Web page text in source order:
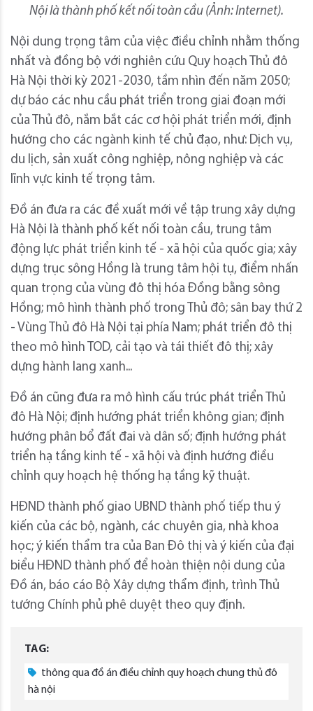
Nội là thành phố kết nối toàn cầu (Ảnh: Internet).
Nội dung trọng tâm của việc điều chỉnh nhằm thống
nhất và đồng bộ với nghiên cứu Quy hoạch Thủ đô
Hà Nội thời kỳ 2021-2030, tầm nhìn đến năm 2050;
dự báo các nhu cầu phát triển trong giai đoạn mới
của Thủ đô, nắm bắt các cơ hội phát triển mới, định
hướng cho các ngành kinh tế chủ đạo, như: Dịch vụ,
du lịch, sản xuất công nghiệp, nông nghiệp và các
lĩnh vực kinh tế trọng tâm.
Đồ án đưa ra các đề xuất mới về tập trung xây dựng
Hà Nội là thành phố kết nối toàn cầu, trung tâm
động lực phát triển kinh tế - xã hội của quốc gia; xây
dựng trục sông Hồng là trung tâm hội tụ, điểm nhấn
quan trọng của vùng đô thị hóa Đồng bằng sông
Hồng; mô hình thành phố trong Thủ đô; sân bay thứ 2
- Vùng Thủ đô Hà Nội tại phía Nam; phát triển đô thị
theo mô hình TOD, cải tạo và tái thiết đô thị; xây
dựng hành lang xanh...
Đồ án cũng đưa ra mô hình cấu trúc phát triển Thủ
đô Hà Nội; định hướng phát triển không gian; định
hướng phân bổ đất đai và dân số; định hướng phát
triển hạ tầng kinh tế - xã hội và định hướng điều
chỉnh quy hoạch hệ thống hạ tầng kỹ thuật.
HĐND thành phố giao UBND thành phố tiếp thu ý
kiến của các bộ, ngành, các chuyên gia, nhà khoa
học; ý kiến thẩm tra của Ban Đô thị và ý kiến của đại
biểu HĐND thành phố để hoàn thiện nội dung của
Đồ án, báo cáo Bộ Xây dựng thẩm định, trình Thủ
tướng Chính phủ phê duyệt theo quy định.
TAG:
thông qua đồ án điều chỉnh quy hoạch chung thủ đô
hà nội